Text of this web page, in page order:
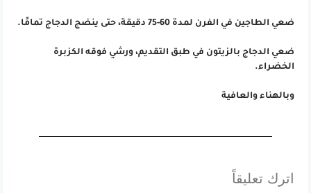
ضعي الطاجين في الفرن لمدة 60-75 دقيقة، حتى ينضج الدجاج تمامًا.
ضعي الدجاج بالزيتون في طبق التقديم، ورشي فوقه الكزبرة
الخضراء.
وبالهناء والعافية
اترك تعليقاً